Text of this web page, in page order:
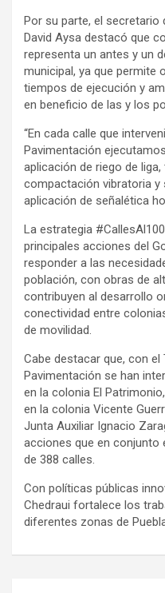
Por su parte, el secretario
David Aysa destacó que
representa un antes y un
municipal, ya que permite
tiempos de ejecución y
en beneficio de las y los
“En cada calle que
Pavimentación
aplicación de riego de
compactación vibratoria
aplicación de señalética
La estrategia
principales acciones del
responder a las
población, con obras de
contribuyen al desarrollo
conectividad entre
de movilidad.
Cabe destacar que, con el
Pavimentación se han
en la colonia El
en la colonia Vicente
Junta Auxiliar Ignacio
acciones que en conjunto
de 388 calles.
Con políticas públicas
Chedraui fortalece los
diferentes zonas de